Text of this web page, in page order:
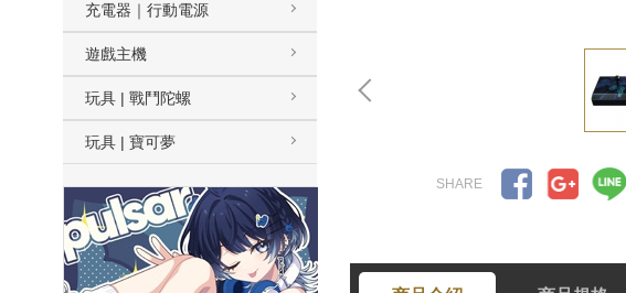
充電器｜行動電源
遊戲主機
玩具 | 戰鬥陀螺
玩具 | 寶可夢